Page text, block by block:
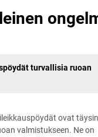
turvallisia ruoan
ovat täysin
valmistukseen. Ne on